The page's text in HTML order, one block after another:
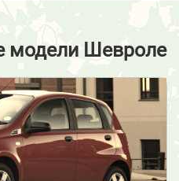
модели Шевроле